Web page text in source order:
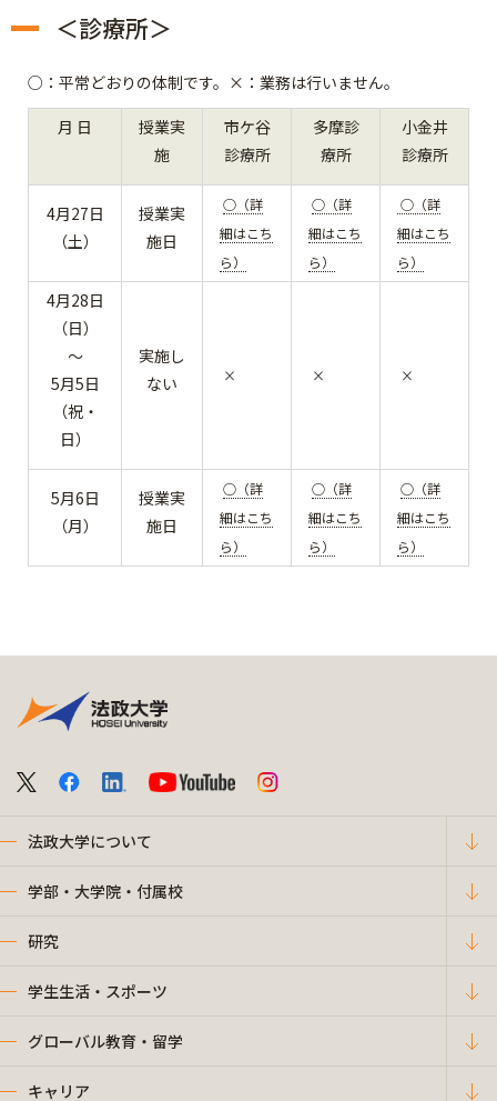
＜診療所＞
○：平常どおりの体制です。×：業務は行いません。
月 日
授業実
施
市ケ谷
診療所
多摩診
療所
小金井
診療所
4月27日
（土）
授業実
施日
○（詳
細はこち
ら）
○（詳
細はこち
ら）
○（詳
細はこち
ら）
4月28日
（日）
～
5月5日
（祝・
日）
実施し
ない
× × ×
5月6日
（月）
授業実
施日
○（詳
細はこち
ら）
○（詳
細はこち
ら）
○（詳
細はこち
ら）
法政大学について
学部・大学院・付属校
研究
学生生活・スポーツ
グローバル教育・留学
キャリア